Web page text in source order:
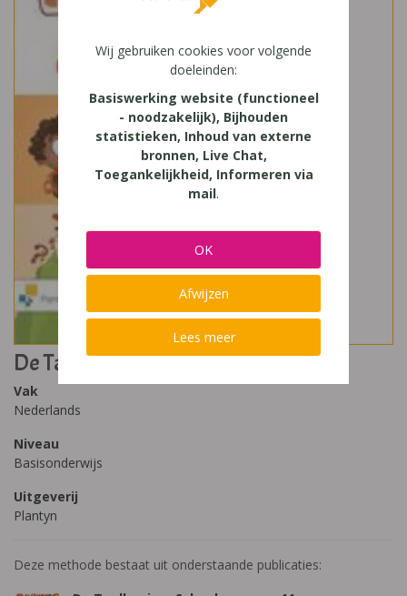
De Taalkanjers Zorg 11
Vak
Nederlands
Niveau
Basisonderwijs
Uitgeverij
Plantyn
Deze methode bestaat uit onderstaande publicaties:
Wij gebruiken cookies voor volgende
doeleinden:
Basiswerking website (functioneel
- noodzakelijk), Bijhouden
statistieken, Inhoud van externe
bronnen, Live Chat,
Toegankelijkheid, Informeren via
mail.
OK
Afwijzen
Lees meer